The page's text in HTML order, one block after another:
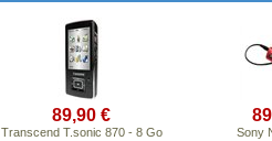
89,90 €
Transcend T.sonic 870 - 8 Go Sony